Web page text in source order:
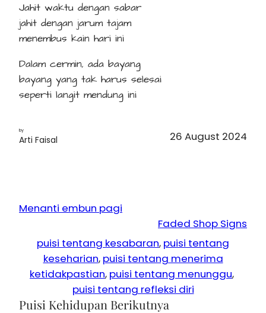
Jahit waktu dengan sabar
jahit dengan jarum tajam
menembus kain hari ini
Dalam cermin, ada bayang
bayang yang tak harus selesai
seperti langit mendung ini
by
Arti Faisal 26 August 2024
Menanti embun pagi
Faded Shop Signs
puisi tentang kesabaran, puisi tentang
keseharian, puisi tentang menerima
ketidakpastian, puisi tentang menunggu
puisi tentang refleksi diri
Puisi Kehidupan Berikutnya